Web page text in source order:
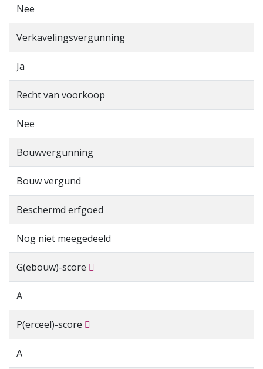
Nee
Verkavelingsvergunning
Ja
Recht van voorkoop
Nee
Bouwvergunning
Bouw vergund
Beschermd erfgoed
Nog niet meegedeeld
G(ebouw)-score
A
P(erceel)-score
A